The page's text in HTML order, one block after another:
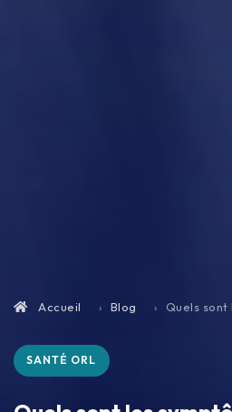
Accueil Blog Quels sont
SANTÉ ORL